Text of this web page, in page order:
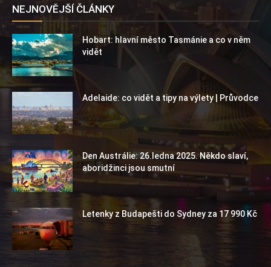
NEJNOVĚJŠÍ ČLÁNKY
Hobart: hlavní město Tasmánie a co v něm
vidět
Adelaide: co vidět a tipy na výlety | Průvodce
Den Austrálie: 26.ledna 2025. Někdo slaví,
aboridžinci jsou smutní
Letenky z Budapešti do Sydney za 17 990 Kč